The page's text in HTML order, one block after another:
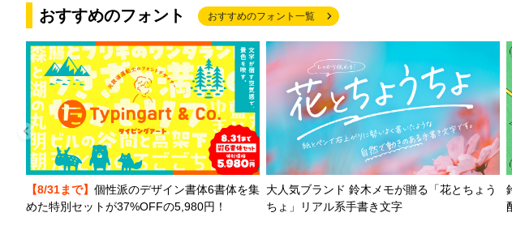
おすすめのフォント おすすめのフォント一覧
【8/31まで】 個性派のデザイン書体6書体を集
めた特別セットが37%OFFの5,980円！
大人気ブランド 鈴木メモが贈る「花とちょう
ちょ」リアル系手書き文字